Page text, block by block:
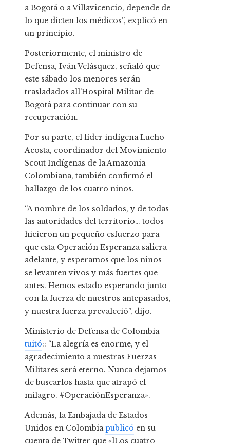
a Bogotá o a Villavicencio, depende de
lo que dicten los médicos”, explicó en
un principio.
Posteriormente, el ministro de
Defensa, Iván Velásquez, señaló que
este sábado los menores serán
trasladados all’Hospital Militar de
Bogotá para continuar con su
recuperación.
Por su parte, el líder indígena Lucho
Acosta, coordinador del Movimiento
Scout Indígenas de la Amazonia
Colombiana, también confirmó el
hallazgo de los cuatro niños.
“A nombre de los soldados, y de todas
las autoridades del territorio… todos
hicieron un pequeño esfuerzo para
que esta Operación Esperanza saliera
adelante, y esperamos que los niños
se levanten vivos y más fuertes que
antes. Hemos estado esperando junto
con la fuerza de nuestros antepasados,
y nuestra fuerza prevaleció”, dijo.
Ministerio de Defensa de Colombia
tuitó:: “La alegría es enorme, y el
agradecimiento a nuestras Fuerzas
Militares será eterno. Nunca dejamos
de buscarlos hasta que atrapó el
milagro. #OperaciónEsperanza».
Además, la Embajada de Estados
Unidos en Colombiapublicó en su
cuenta de Twitter que «lLos cuatro